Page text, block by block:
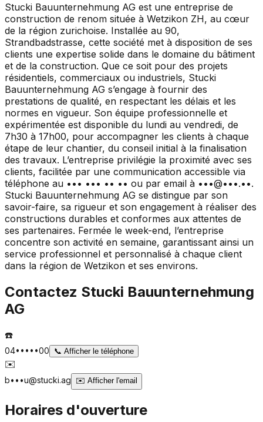
Stucki Bauunternehmung AG est une entreprise de
construction de renom située à Wetzikon ZH, au cœur
de la région zurichoise. Installée au 90,
Strandbadstrasse, cette société met à disposition de ses
clients une expertise solide dans le domaine du bâtiment
et de la construction. Que ce soit pour des projets
résidentiels, commerciaux ou industriels, Stucki
Bauunternehmung AG s’engage à fournir des
prestations de qualité, en respectant les délais et les
normes en vigueur. Son équipe professionnelle et
expérimentée est disponible du lundi au vendredi, de
7h30 à 17h00, pour accompagner les clients à chaque
étape de leur chantier, du conseil initial à la finalisation
des travaux. L’entreprise privilégie la proximité avec ses
clients, facilitée par une communication accessible via
téléphone au ••• ••• •• •• ou par email à •••@•••.••.
Stucki Bauunternehmung AG se distingue par son
savoir-faire, sa rigueur et son engagement à réaliser des
constructions durables et conformes aux attentes de
ses partenaires. Fermée le week-end, l’entreprise
concentre son activité en semaine, garantissant ainsi un
service professionnel et personnalisé à chaque client
dans la région de Wetzikon et ses environs.
Contactez Stucki Bauunternehmung
AG
☎️
04•••••00 📞 Afficher le téléphone
✉️
b•••u@stucki.ag ✉️ Afficher l'email
Horaires d'ouverture